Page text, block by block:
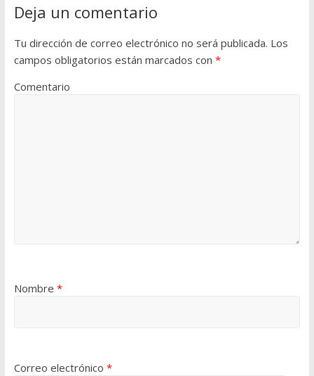
Deja un comentario
Tu dirección de correo electrónico no será publicada. Los
campos obligatorios están marcados con *
Comentario
Nombre *
Correo electrónico *